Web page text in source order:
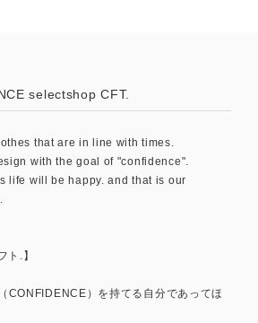
selectshop CFT.
that are in line with times.
with the goal of "confidence".
life will be happy. and that is our
ト.】
CONFIDENCE）を持てる自分であってほ